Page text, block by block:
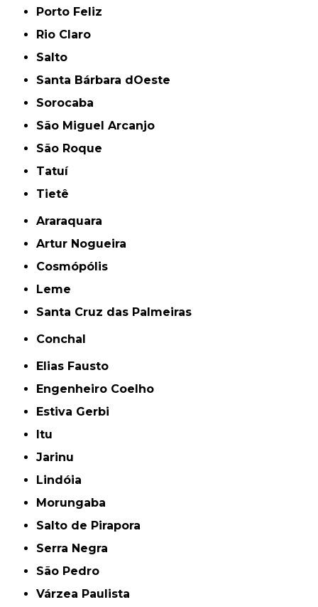
Porto Feliz
Rio Claro
Salto
Santa Bárbara dOeste
Sorocaba
São Miguel Arcanjo
São Roque
Tatuí
Tietê
Araraquara
Artur Nogueira
Cosmópólis
Leme
Santa Cruz das Palmeiras
Conchal
Elias Fausto
Engenheiro Coelho
Estiva Gerbi
Itu
Jarinu
Lindóia
Morungaba
Salto de Pirapora
Serra Negra
São Pedro
Várzea Paulista